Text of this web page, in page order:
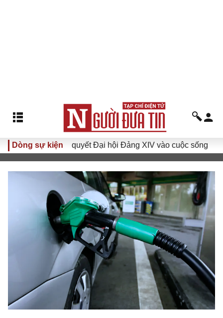
Dòng sự kiện
Đưa Nghị quyết Đại hội Đảng XIV vào cuộc sống